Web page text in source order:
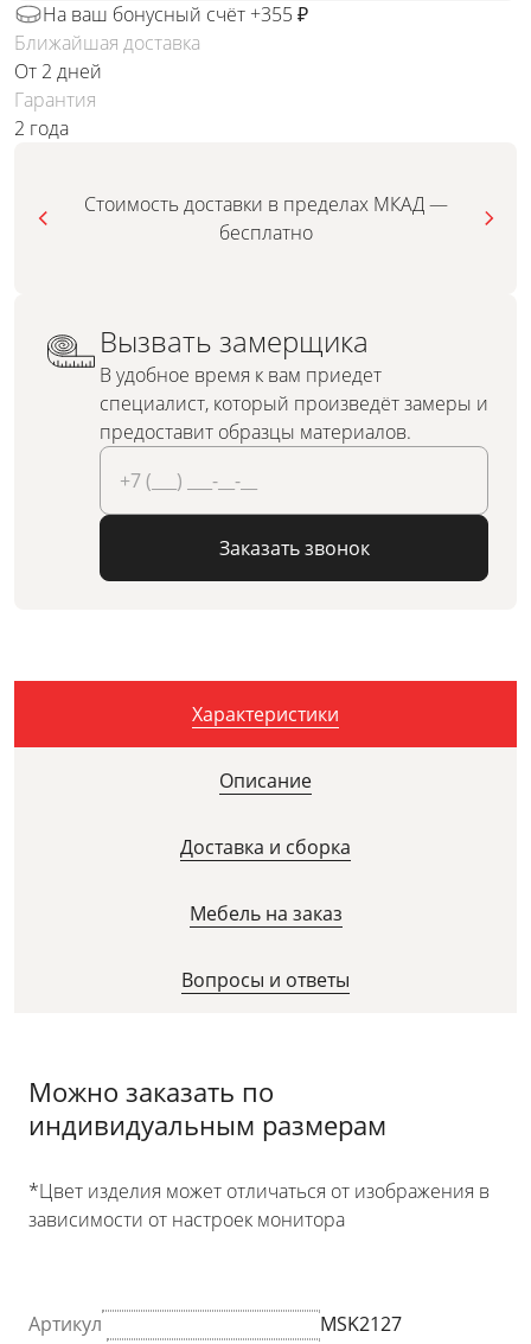
На ваш бонусный счёт +355 ₽
Ближайшая доставка
От 2 дней
Гарантия
2 года
Стоимость доставки в пределах МКАД —
бесплатно
Вызвать замерщика
В удобное время к вам приедет
специалист, который произведёт замеры и
предоставит образцы материалов.
Заказать звонок
Характеристики
Описание
Доставка и сборка
Мебель на заказ
Вопросы и ответы
Можно заказать по
индивидуальным размерам
*Цвет изделия может отличаться от изображения в
зависимости от настроек монитора
Артикул
MSK2127